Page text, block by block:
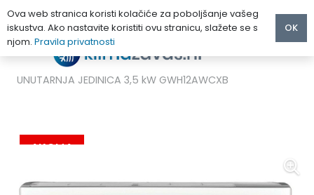
GREE LOMO REGULAR KLIMA UREĐAJ MULTISPLIT
UNUTARNJA JEDINICA 3,5 kW GWH12AWCXB
AKCIJA
Ova web stranica koristi kolačiće za poboljšanje vašeg
iskustva. Ako nastavite koristiti ovu stranicu, slažete se s
njom. Pravila privatnosti
OK